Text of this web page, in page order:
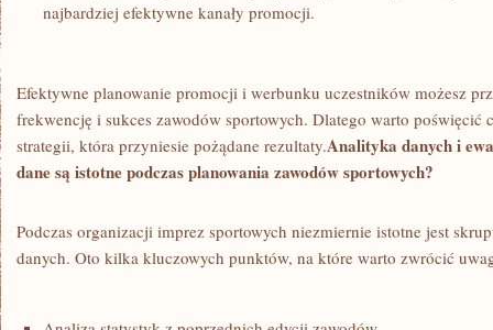
najbardziej ⁢efektywne kanały ‍promocji.
Efektywne planowanie promocji i ⁤werbunku uczestników możesz
frekwencję‌ i⁢ sukces zawodów sportowych. Dlatego warto poświęcić
strategii,​ która‍ przyniesie​ pożądane ⁤rezultaty.Analityka ​danych⁣ i
dane⁤ są istotne ‍podczas planowania zawodów sportowych?
Podczas organizacji imprez ​sportowych niezmiernie istotne jest
‍danych. Oto‌ kilka kluczowych punktów, na które warto zwrócić